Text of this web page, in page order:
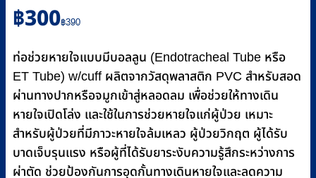
฿390
Original
price
฿390.
฿300
Current
price
฿300.
ท่อช่วยหายใจแบบมีบอลลูน (Endotracheal Tube หรือ
ET Tube) w/cuff ผลิตจากวัสดุพลาสติก PVC สำหรับสอด
ผ่านทางปากหรือจมูกเข้าสู่หลอดลม เพื่อช่วยให้ทางเดิน
หายใจเปิดโล่ง และใช้ในการช่วยหายใจแก่ผู้ป่วย เหมาะ
สำหรับผู้ป่วยที่มีภาวะหายใจล้มเหลว ผู้ป่วยวิกฤต ผู้ได้รับ
บาดเจ็บรุนแรง หรือผู้ที่ได้รับยาระงับความรู้สึกระหว่างการ
ผ่าตัด ช่วยป้องกันการอุดกั้นทางเดินหายใจและลดความ